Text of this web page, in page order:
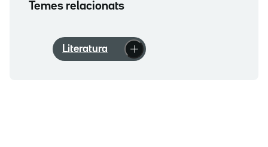
Temes relacionats
Literatura